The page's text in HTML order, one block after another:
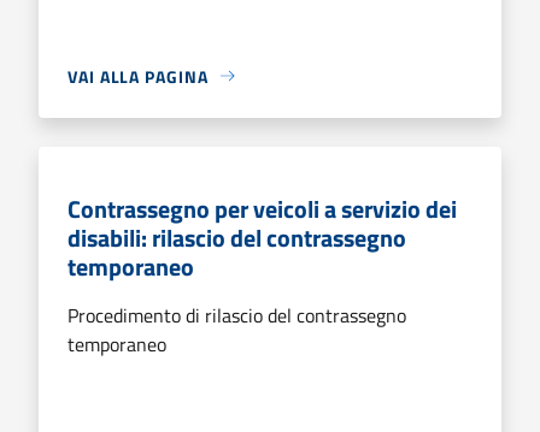
VAI ALLA PAGINA
Contrassegno per veicoli a servizio dei
disabili: rilascio del contrassegno
temporaneo
Procedimento di rilascio del contrassegno
temporaneo